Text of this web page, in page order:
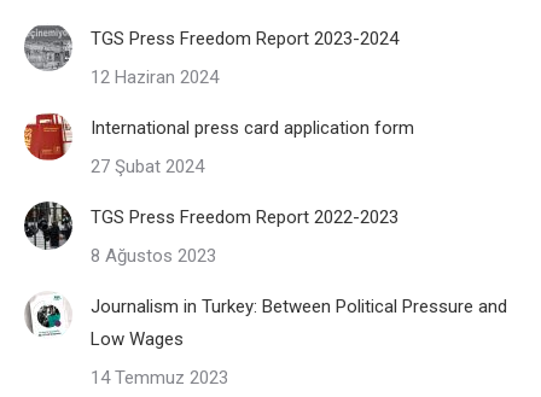
TGS Press Freedom Report 2023-2024
12 Haziran 2024
International press card application form
27 Şubat 2024
TGS Press Freedom Report 2022-2023
8 Ağustos 2023
Journalism in Turkey: Between Political Pressure and
Low Wages
14 Temmuz 2023